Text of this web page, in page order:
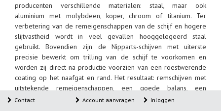
producenten verschillende materialen: staal, maar ook
aluminium met molybdeen, koper, chroom of titanium. Ter
verbetering van de remeigenschappen van de schijf en hogere
slijtvastheid wordt in veel gevallen hooggelegeerd staal
gebruikt. Bovendien zijn de Nipparts-schijven met uiterste
precisie bewerkt om trilling van de schijf te voorkomen en
worden zij direct na productie voorzien van een roestwerende
coating op het naafgat en rand. Het resultaat: remschijven met
uitstekende remeigenschappen, een goede balans, een
minimale productietolerantie, uitstekende hitteafvoer en een
Contact Account aanvragen
Inloggen